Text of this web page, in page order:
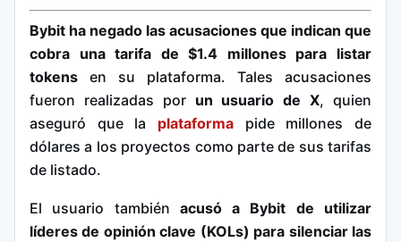
Bybit ha negado las acusaciones que indican que
cobra una tarifa de $1.4 millones para listar
tokens en su plataforma. Tales acusaciones
fueron realizadas por un usuario de X, quien
aseguró que la plataforma
pide millones de
dólares a los proyectos como parte de sus tarifas
de listado.
El usuario también acusó a Bybit de utilizar
líderes de opinión clave (KOLs) para silenciar las